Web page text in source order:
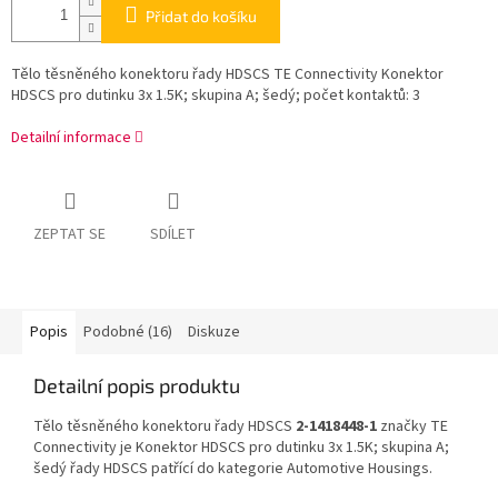
Přidat do košíku
Tělo těsněného konektoru řady HDSCS TE Connectivity Konektor
HDSCS pro dutinku 3x 1.5K; skupina A; šedý; počet kontaktů: 3
Detailní informace
ZEPTAT SE SDÍLET
Popis Podobné (16) Diskuze
Detailní popis produktu
Tělo těsněného konektoru řady HDSCS 2-1418448-1 značky TE
Connectivity je Konektor HDSCS pro dutinku 3x 1.5K; skupina A;
šedý řady HDSCS patřící do kategorie Automotive Housings.